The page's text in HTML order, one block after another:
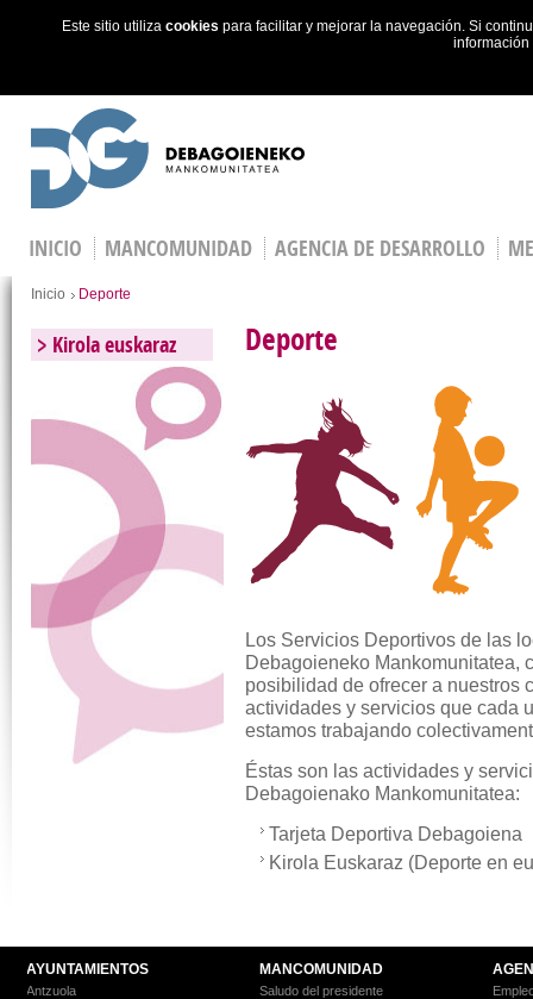
Este sitio utiliza cookies para facilitar y mejorar la navegación. Si
INICIO MANCOMUNIDAD AGENCIA DE DESARROLLO
You are here
Inicio Deporte
Deporte
Los Servicios Deportivos de las
Debagoieneko Mankomunitatea,
posibilidad de ofrecer a nuestros
actividades y servicios que cada
estamos trabajando
Éstas son las actividades y
Debagoienako Mankomunitatea:
Tarjeta Deportiva Debagoiena
Kirola Euskaraz (Deporte en
Kirola euskaraz
AYUNTAMIENTOS
Antzuola
MANCOMUNIDAD
Saludo del presidente